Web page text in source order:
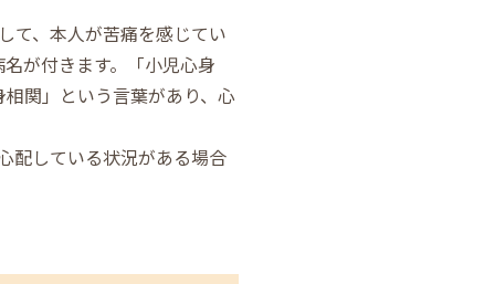
て、本人が苦痛を感じてい
が付きます。「小児心身
関」という言葉があり、心
配している状況がある場合